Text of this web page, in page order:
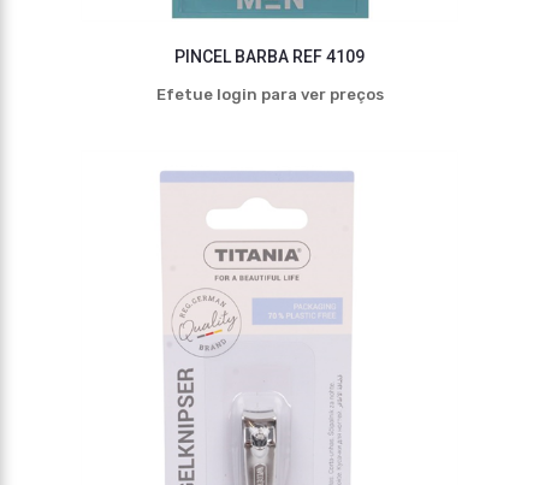
PINCEL BARBA REF 4109
Efetue login para ver preços